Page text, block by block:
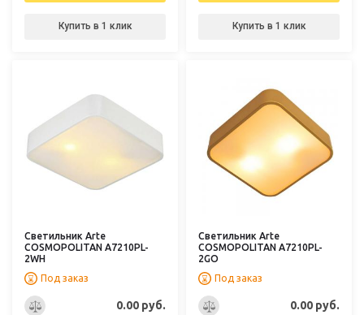
Купить в 1 клик Купить в 1 клик
Светильник Arte
COSMOPOLITAN A7210PL-
2WH
Под заказ
0.00 руб.
Светильник Arte
COSMOPOLITAN A7210PL-
2GO
Под заказ
0.00 руб.